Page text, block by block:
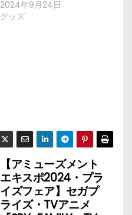
2024年9月24日
グッズ
【アミューズメント
エキスポ2024・プラ
イズフェア】セガプ
ライズ・TVアニメ